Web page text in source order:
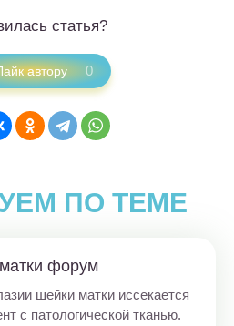
статья?
автору 0
ПО ТЕМЕ
форум
шейки матки иссекается
с патологической тканью.